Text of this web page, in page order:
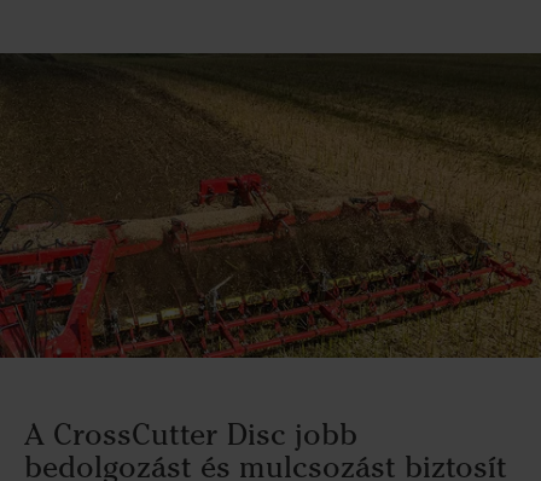
A CrossCutter Disc jobb
bedolgozást és mulcsozást biztosít